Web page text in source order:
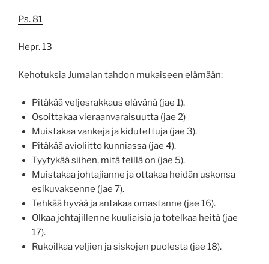
Ps. 81
Hepr. 13
Kehotuksia Jumalan tahdon mukaiseen elämään:
Pitäkää veljesrakkaus elävänä (jae 1).
Osoittakaa vieraanvaraisuutta (jae 2)
Muistakaa vankeja ja kidutettuja (jae 3).
Pitäkää avioliitto kunniassa (jae 4).
Tyytykää siihen, mitä teillä on (jae 5).
Muistakaa johtajianne ja ottakaa heidän uskonsa
esikuvaksenne (jae 7).
Tehkää hyvää ja antakaa omastanne (jae 16).
Olkaa johtajillenne kuuliaisia ja totelkaa heitä (jae
17).
Rukoilkaa veljien ja siskojen puolesta (jae 18).